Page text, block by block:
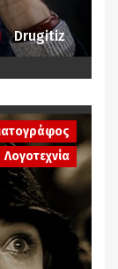
Drugitiz
Λογοτεχνία